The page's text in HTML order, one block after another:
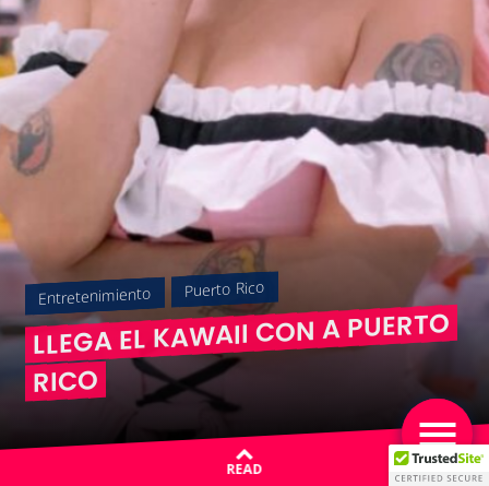
Entretenimiento Puerto Rico
LLEGA EL KAWAII CON A PUERTO
RICO
READ